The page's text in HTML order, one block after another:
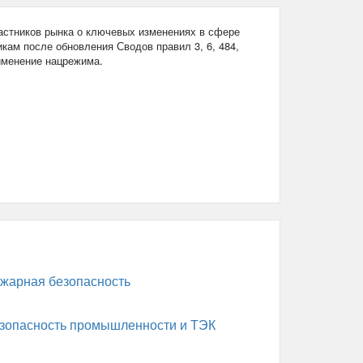
рынка о ключевых изменениях в сфере
после обновления Сводов правил 3, 6, 484,
нацрежима.
безопасность
промышленности и ТЭК